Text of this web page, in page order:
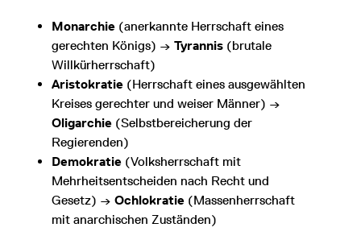
Monarchie (anerkannte Herrschaft eines
gerechten Königs) → Tyrannis (brutale
Willkürherrschaft)
Aristokratie (Herrschaft eines ausgewählten
Kreises gerechter und weiser Männer) →
Oligarchie (Selbstbereicherung der
Regierenden)
Demokratie (Volksherrschaft mit
Mehrheitsentscheiden nach Recht und
Gesetz) → Ochlokratie (Massenherrschaft
mit anarchischen Zuständen)